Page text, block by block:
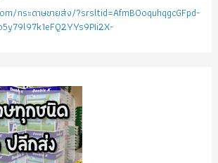
กระดาษขายส่ง/?srsltid=AfmBOoquhqgcGFpd-